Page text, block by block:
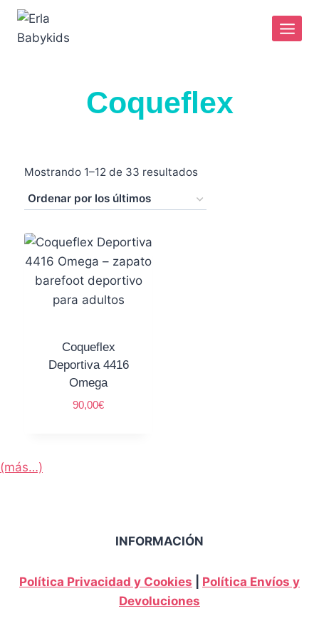
Coqueflex
Mostrando 1–12 de 33 resultados
Coqueflex
Deportiva 4416
Omega
90,00€
(más…)
INFORMACIÓN
Política Privacidad y Cookies
Política Envíos y
Devoluciones